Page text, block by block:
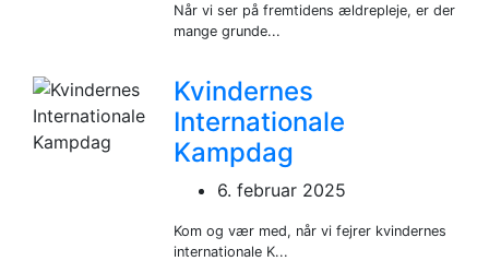
Når vi ser på fremtidens ældrepleje, er der
mange grunde...
Kvindernes
Internationale
Kampdag
6. februar 2025
Kom og vær med, når vi fejrer kvindernes
internationale K...